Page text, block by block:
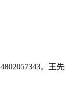
。王先